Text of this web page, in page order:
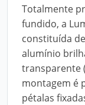
Totalmente
fundido, a
constituída
alumínio
transparente
montagem é
pétalas